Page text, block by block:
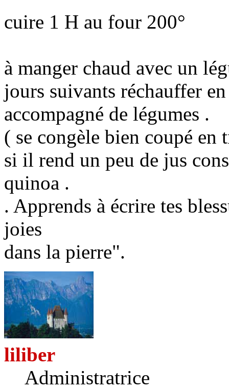
cuire 1 H au four 200°
à manger chaud avec un
jours suivants réchauffer
accompagné de légumes .
( se congèle bien coupé en
si il rend un peu de jus
quinoa .
. Apprends à écrire tes
joies
dans la pierre".
liliber
Administratrice